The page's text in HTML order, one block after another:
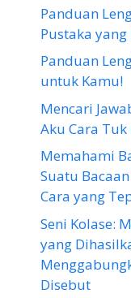
Panduan
Pustaka yang
Panduan
untuk Kamu!
Mencari
Aku Cara
Memahami
Suatu
Cara yang
Seni Kolase:
yang
Disebut